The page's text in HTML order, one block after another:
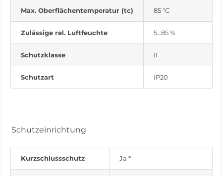
Max. Oberflächentemperatur (tc) 85 °C
Zulässige rel. Luftfeuchte 5…85 %
Schutzklasse II
Schutzart IP20
Schutzeinrichtung
Kurzschlussschutz Ja *